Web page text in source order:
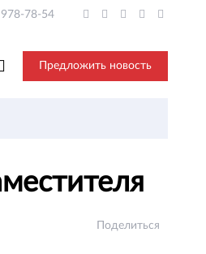
78-54
Предложить новость
Поделиться